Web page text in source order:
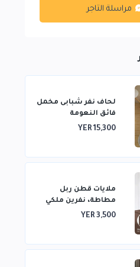
مراسلة التاجر
لحاف نفر شبابى مخمل
فائق النعومة
YER 15,300
ملايات قطن ربل
مطاطة، نفرين ملكي
بتصميم عصري
YER 3,500